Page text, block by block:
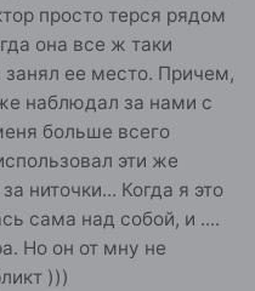
просто терся рядом
она все ж таки
занял ее место. Причем,
наблюдал за нами с
больше всего
эти же
ниточки... Когда я это
сама над собой, и ....
Но он от мну не
)))